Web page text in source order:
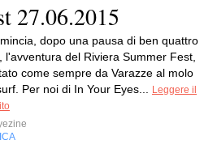
27.06.2015
dopo una pausa di ben quattro
l'avventura del Riviera Summer Fest,
come sempre da Varazze al molo
Per noi di In Your Eyes...
Leggere il